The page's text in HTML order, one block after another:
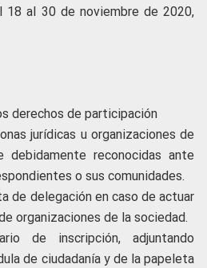
18 al 30 de noviembre de 2020,
derechos de participación
jurídicas u organizaciones de
debidamente reconocidas ante
o sus comunidades.
de delegación en caso de actuar
organizaciones de la sociedad.
de inscripción, adjuntando
de ciudadanía y de la papeleta